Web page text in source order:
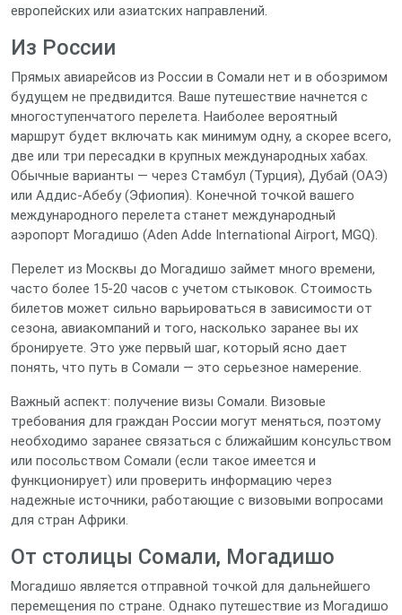
европейских или азиатских направлений.
Из России
Прямых авиарейсов из России в Сомали нет и в обозримом
будущем не предвидится. Ваше путешествие начнется с
многоступенчатого перелета. Наиболее вероятный
маршрут будет включать как минимум одну, а скорее всего,
две или три пересадки в крупных международных хабах.
Обычные варианты — через Стамбул (Турция), Дубай (ОАЭ)
или Аддис-Абебу (Эфиопия). Конечной точкой вашего
международного перелета станет международный
аэропорт Могадишо (Aden Adde International Airport, MGQ).
Перелет из Москвы до Могадишо займет много времени,
часто более 15-20 часов с учетом стыковок. Стоимость
билетов может сильно варьироваться в зависимости от
сезона, авиакомпаний и того, насколько заранее вы их
бронируете. Это уже первый шаг, который ясно дает
понять, что путь в Сомали — это серьезное намерение.
Важный аспект: получение визы Сомали. Визовые
требования для граждан России могут меняться, поэтому
необходимо заранее связаться с ближайшим консульством
или посольством Сомали (если такое имеется и
функционирует) или проверить информацию через
надежные источники, работающие с визовыми вопросами
для стран Африки.
От столицы Сомали, Могадишо
Могадишо является отправной точкой для дальнейшего
перемещения по стране. Однако путешествие из Могадишо